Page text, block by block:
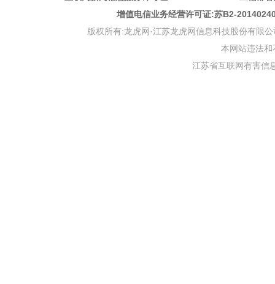
增值电信业务经营许可证:苏B2-
版权所有:龙虎网·江苏龙虎网信息科技股份有限
本网站违法
江苏省互联网有害